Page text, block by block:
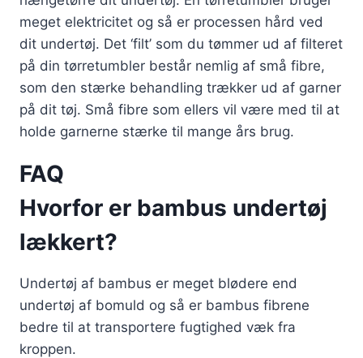
meget elektricitet og så er processen hård ved
dit undertøj. Det ‘filt’ som du tømmer ud af filteret
på din tørretumbler består nemlig af små fibre,
som den stærke behandling trækker ud af garner
på dit tøj. Små fibre som ellers vil være med til at
holde garnerne stærke til mange års brug.
FAQ
Hvorfor er bambus undertøj
lækkert?
Undertøj af bambus er meget blødere end
undertøj af bomuld og så er bambus fibrene
bedre til at transportere fugtighed væk fra
kroppen.